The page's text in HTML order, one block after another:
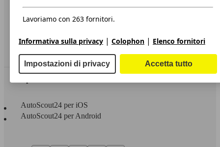
Dichiarazione di Accessibilità
Servizi
Area rivenditori
AutoScout24 per iOS
AutoScout24 per Android
Lavoriamo con 263 fornitori.
Informativa sulla privacy | Colophon | Elenco fornitori
Impostazioni di privacy Accetta tutto